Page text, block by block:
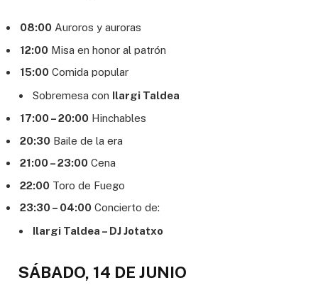
08:00 Auroros y auroras
12:00 Misa en honor al patrón
15:00 Comida popular
Sobremesa con Ilargi Taldea
17:00 – 20:00 Hinchables
20:30 Baile de la era
21:00 – 23:00 Cena
22:00 Toro de Fuego
23:30 – 04:00 Concierto de:
Ilargi Taldea – DJ Jotatxo
SÁBADO, 14 DE JUNIO